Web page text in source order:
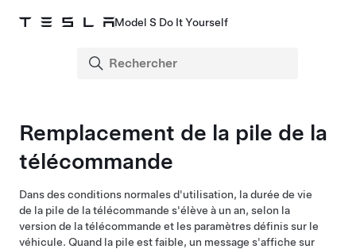
Model S Do It Yourself
Remplacement de la pile de la
télécommande
Dans des conditions normales d'utilisation, la durée de vie
de la pile de la télécommande s'élève à un an, selon la
version de la télécommande et les paramètres définis sur le
véhicule. Quand la pile est faible, un message s'affiche sur